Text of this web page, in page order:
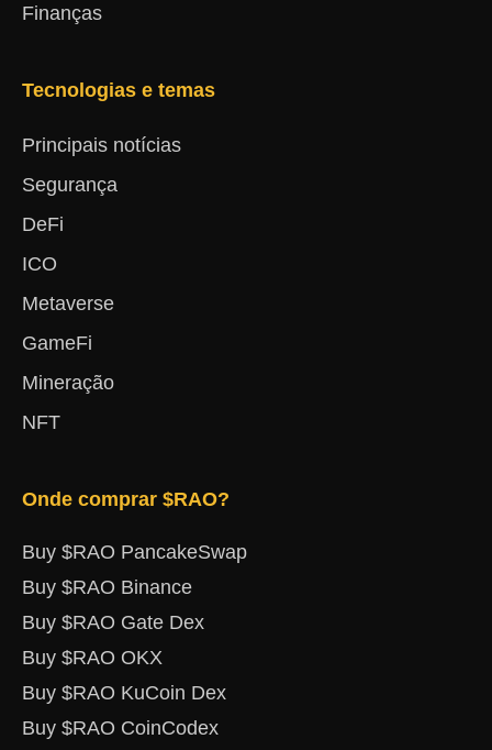
Finanças
Tecnologias e temas
Principais notícias
Segurança
DeFi
ICO
Metaverse
GameFi
Mineração
NFT
Onde comprar $RAO?
Buy $RAO PancakeSwap
Buy $RAO Binance
Buy $RAO Gate Dex
Buy $RAO OKX
Buy $RAO KuCoin Dex
Buy $RAO CoinCodex